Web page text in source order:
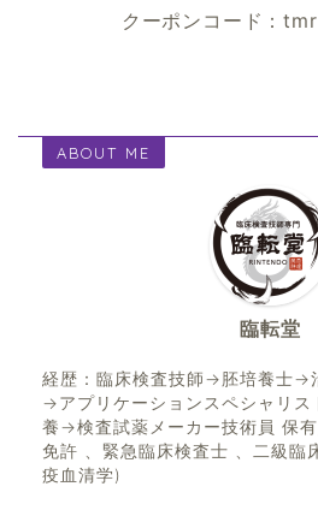
クーポンコード：
ABOUT ME
臨転堂
経歴：臨床検査技師→胚培養士→
→アプリケーションスペシャリ
養→検査試薬メーカー技術員 保
免許 、緊急臨床検査士 、二級臨
疫血清学)